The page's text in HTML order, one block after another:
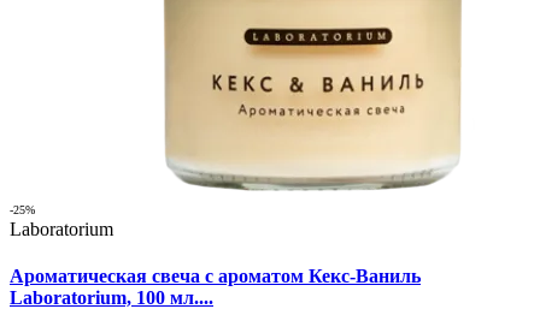
-25%
Laboratorium
Ароматическая свеча с ароматом Кекс-Ваниль
Laboratorium, 100 мл....